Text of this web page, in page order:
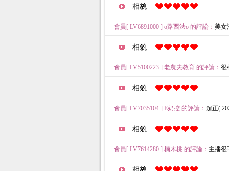
相貌
會員[ LV6891000 ] o路西法o 的評論： 美女
相貌
會員[ LV5100223 ] 老農夫教育 的評論： 很
相貌
會員[ LV7035104 ] E奶控 的評論： 超正(
相貌
會員[ LV7614280 ] 楠木桃 的評論： 主播很